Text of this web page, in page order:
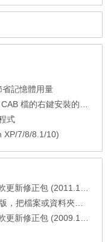
記憶體用量
檔的右鍵安裝的功能
式
XP/7/8/8.1/10)
修正包 (2011.10月份)
案或資料夾隱藏起來
修正包 (2009.12月份)